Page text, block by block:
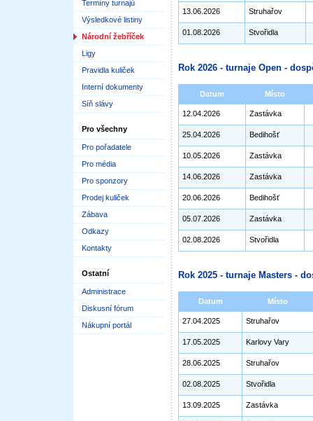
Termíny turnajů
Výsledkové listiny
Národní žebříček
Ligy
Pravidla kuliček
Interní dokumenty
Síň slávy
Pro všechny
Pro pořadatele
Pro média
Pro sponzory
Prodej kuliček
Zábava
Odkazy
Kontakty
Ostatní
Administrace
Diskusní fórum
Nákupní portál
13.06.2026 Struhařov
01.08.2026 Stvořidla
Rok 2026 - turnaje Open -
Datum Místo
12.04.2026 Zastávka
25.04.2026 Bedihošť
10.05.2026 Zastávka
14.06.2026 Zastávka
20.06.2026 Bedihošť
05.07.2026 Zastávka
02.08.2026 Stvořidla
Rok 2025 - turnaje Masters -
Datum Místo
27.04.2025 Struhařov
17.05.2025 Karlovy Vary
28.06.2025 Struhařov
02.08.2025 Stvořidla
13.09.2025 Zastávka